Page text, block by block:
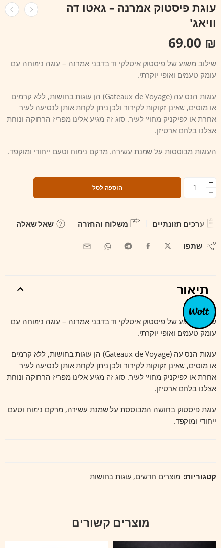
עוגת פיסטוק אמרנה – גאטו דה
וויאג'
₪
שילוב משגע של פיסטוק איטלקי ודובדבני אמרנה – עוגה נימוחה עם
עומק טעמים ואופי יוקרתי.
עוגות הנסיעה (Gateaux de Voyage) הן עוגות בחושות, ללא קרמים
או מוסים, שאינן זקוקות לקירור ולכן ניתן לקחת אותן לנסיעה לעיר
אחרת או לפיקניק מחוץ לעיר. סוג זה מגיע אלינו מפריז הרחוקה ונוחת
אצלנו בלחם ארטיזן.
העוגות מבוססות על שמנת עשירה, מרקם נימוח וטעם ייחודי ומוקפד.
הוספה לסל
ערכים תזונתיים משלוח והחזרה שאל שאלה
שתפו
תיאור
שילוב משגע של פיסטוק איטלקי ודובדבני אמרנה – עוגה נימוחה עם
עומק טעמים ואופי יוקרתי.
עוגות הנסיעה (Gateaux de Voyage) הן עוגות בחושות, ללא קרמים
או מוסים, שאינן זקוקות לקירור ולכן ניתן לקחת אותן לנסיעה לעיר
אחרת או לפיקניק מחוץ לעיר. סוג זה מגיע אלינו מפריז הרחוקה ונוחת
אצלנו בלחם ארטיזן.
עוגת פיסטוק בחושה המבוססת על שמנת עשירה, מרקם נימוח וטעם
ייחודי ומוקפד.
קטגוריות: מוצרים חדשים, עוגות בחושות
מוצרים קשורים